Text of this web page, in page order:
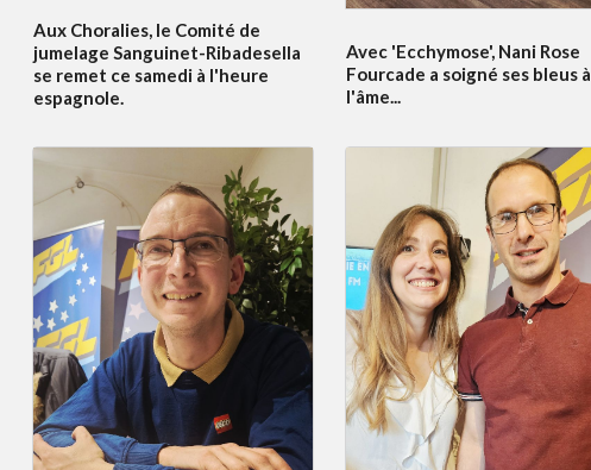
Aux Choralies, le Comité de
jumelage Sanguinet-Ribadesella
se remet ce samedi à l'heure
espagnole.
Avec 'Ecchymose', Nani Rose
Fourcade a soigné ses bleus à
l'âme...